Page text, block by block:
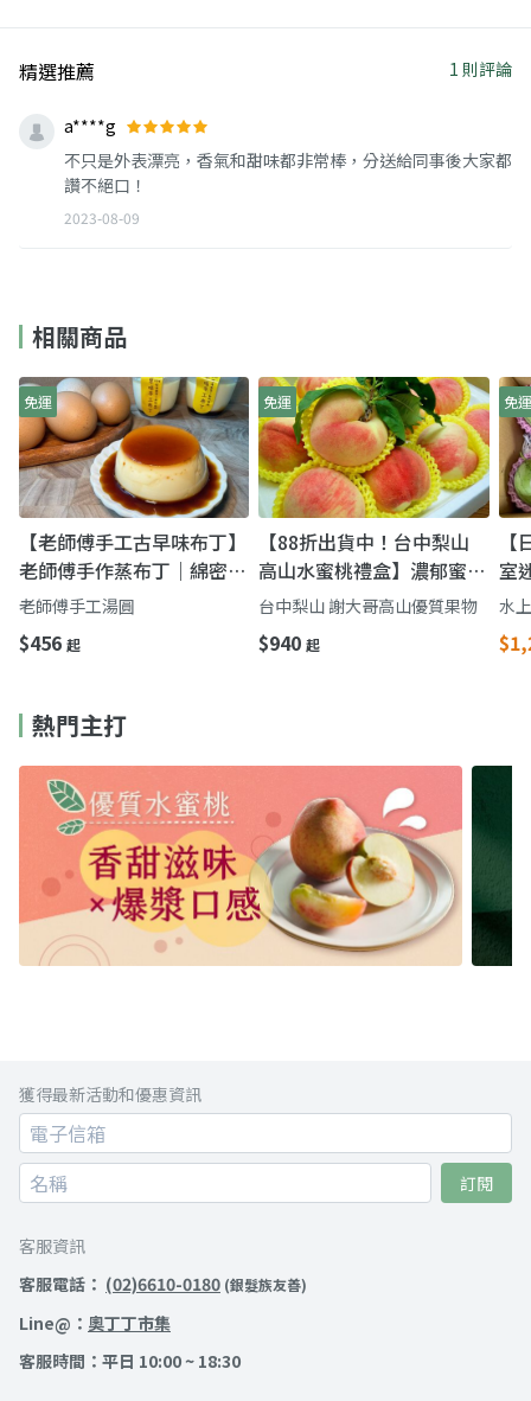
精選推薦 1 則評論
a****g
不只是外表漂亮，香氣和甜味都非常棒，分送給同事後大家都
讚不絕口！
2023-08-09
相關商品
免運
【老師傅手工古早味布丁】
老師傅手作蒸布丁｜綿密滑
順・甜而不膩・冷藏直送
老師傅手工湯圓
$456 起
免運
【88折出貨中！台中梨山
高山水蜜桃禮盒】濃郁蜜桃
香氣 鮮甜多汁一吃難忘
台中梨山 謝大哥高山優質果物
$940 起
免運
室
薄
水
熱門主打
獲得最新活動和優惠資訊
訂閱
客服資訊
客服電話： (02)6610-0180 (銀髮族友善)
Line@： 奧丁丁市集
客服時間：平日 10:00 ~ 18:30